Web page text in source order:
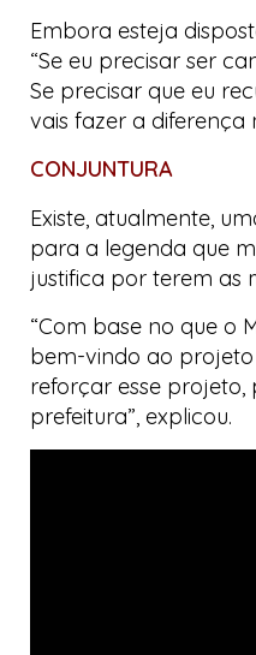
Embora esteja
“Se eu precisar ser
Se precisar que eu
vais fazer a diferença
CONJUNTURA
Existe, atualmente,
para a legenda que
justifica por terem as
“Com base no que o
bem-vindo ao projeto
reforçar esse
prefeitura”, explicou.